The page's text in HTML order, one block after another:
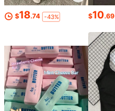
$18.74 -43% $10.69